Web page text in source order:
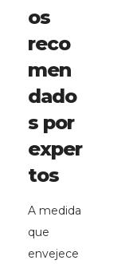
os
reco
men
dado
s por
exper
tos
A medida
que
envejece